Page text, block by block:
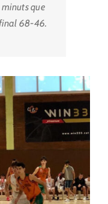
que
68-46.